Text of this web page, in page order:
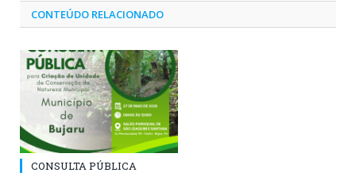
CONTEÚDO RELACIONADO
CONSULTA PÚBLICA